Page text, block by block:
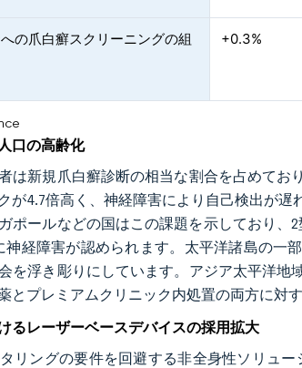
の爪白癬スクリーニングの組
+0.3%
口の高齢化
は新規爪白癬診断の相当な割合を占めてお
が4.7倍高く、神経障害により自己検出が
ポールなどの国はこの課題を示しており
神経障害が認められます。太平洋諸島の
を浮き彫りにしています。アジア太平洋
とプレミアムクリニック内処置の両方に対
るレーザーベースデバイスの採用拡大
リングの要件を回避する非全身性ソリュ